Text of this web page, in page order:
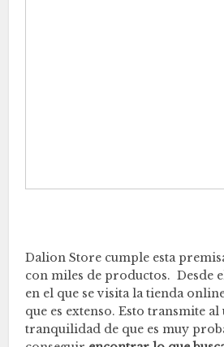
Dalion Store cumple esta
con miles de productos. Desde
en el que se visita la tienda
que es extenso. Esto transmite
tranquilidad de que es muy